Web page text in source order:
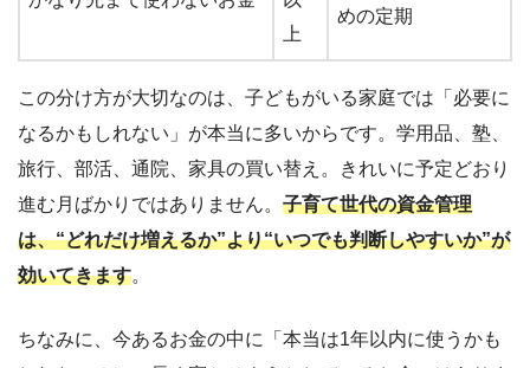
上
めの定期
この分け方が大切なのは、子どもがいる家庭では「必要に
なるかもしれない」が本当に多いからです。学用品、塾、
旅行、部活、通院、家具の買い替え。きれいに予定どおり
進む月ばかりではありません。 子育て世代の資金管理
は、“どれだけ増えるか”より“いつでも判断しやすいか”が
効いてきます。
ちなみに、今あるお金の中に「本当は1年以内に使うかも